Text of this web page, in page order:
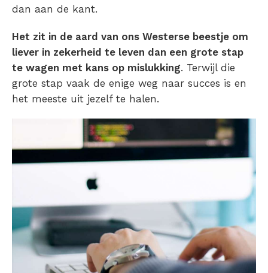
dan aan de kant.
Het zit in de aard van ons Westerse beestje om
liever in zekerheid te leven dan een grote stap
te wagen met kans op mislukking. Terwijl die
grote stap vaak de enige weg naar succes is en
het meeste uit jezelf te halen.